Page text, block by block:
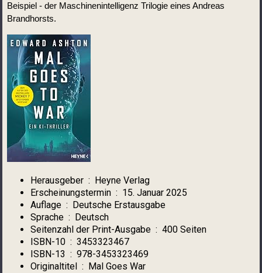
Beispiel - der Maschinenintelligenz Trilogie eines Andreas
Brandhorsts.
Herausgeber ‏ : ‎ Heyne Verlag
Erscheinungstermin ‏ : ‎ 15. Januar 2025
Auflage ‏ : ‎ Deutsche Erstausgabe
Sprache ‏ : ‎ Deutsch
Seitenzahl der Print-Ausgabe ‏ : ‎400 Seiten
ISBN-10 ‏ : ‎3453323467
ISBN-13 ‏ : ‎978-3453323469
Originaltitel ‏ : ‎ Mal Goes War